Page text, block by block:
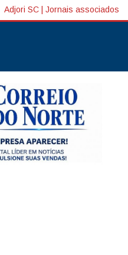
Adjori SC Jornais associados